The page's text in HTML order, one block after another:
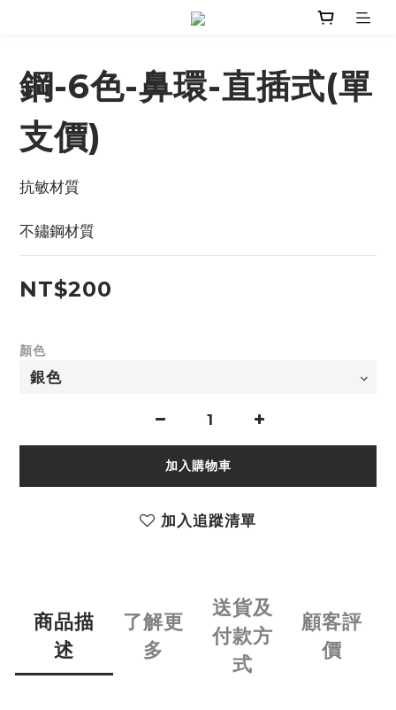
鋼-6色-鼻環-直插式(單
支價)
抗敏材質
不鏽鋼材質
NT$200
顏色
加入購物車
加入追蹤清單
商品描
述
了解更
多
送貨及
付款方
式
顧客評
價